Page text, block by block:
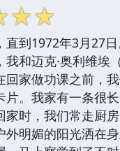
☆☆
直到1972年3月27
和迈克·奥利维埃
回家做功课之前，
片。我家有一条很
家时，我们常走厨
外明媚的阳光洒在